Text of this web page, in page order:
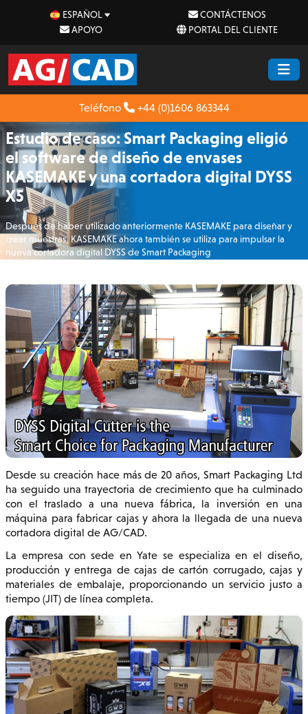
ESPAÑOL
CONTÁCTENOS
APOYO
PORTAL DEL CLIENTE
Teléfono +44 (0)1606 863344
Estudio de caso: Smart Packaging eligió
el software de diseño de envases
KASEMAKE y una cortadora digital DYSS
X5
Después de haber utilizado anteriormente KASEMAKE para diseñar y
crear muestras, KASEMAKE ahora también se utiliza para impulsar la
nueva cortadora digital DYSS de Smart Packaging
Desde su creación hace más de 20 años, Smart Packaging Ltd
ha seguido una trayectoria de crecimiento que ha culminado
con el traslado a una nueva fábrica, la inversión en una
máquina para fabricar cajas y ahora la llegada de una nueva
cortadora digital de AG/CAD.
La empresa con sede en Yate se especializa en el diseño,
producción y entrega de cajas de cartón corrugado, cajas y
materiales de embalaje, proporcionando un servicio justo a
tiempo (JIT) de línea completa.